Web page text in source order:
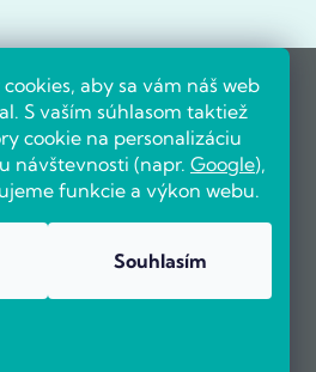
aby sa vám náš web
S vaším súhlasom taktiež
cookie na personalizáciu
návštevnosti (napr. Google),
funkcie a výkon webu.
Souhlasím